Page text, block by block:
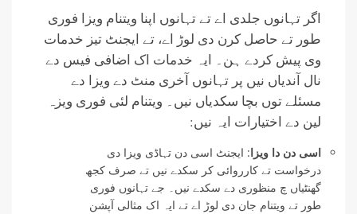
اگر تہانوں جلدی اے تے تہانوں اپنا ویتنام ویزا فوری
طور تے حاصل کرن دی لوڑ اے، تے ایجنٹ تیز خدمات
وی پیش کردے ہن۔ ایہ خدمات اک اضافی فیس دے
نال آندیاں نیں پر تہانوں آخری منٹ دے ویزا دے
مسئلے توں بچا سکدیاں نیں۔ ویتنام لئی فوری ویزہ
لین دے اختیارات ایہ نیں:
اسی دن دا ویزا: ایجنٹ اسی دن تہاڈی ویزا دی
درخواست تے کارروائی کر سکدے نیں تے صرف کجھ
گھنٹیاں چ منظوری دے سکدے نیں۔ جے تہانوں فوری
طور تے ویتنام جان دی لوڑ اے تے ایہ اک مثالی آپشن